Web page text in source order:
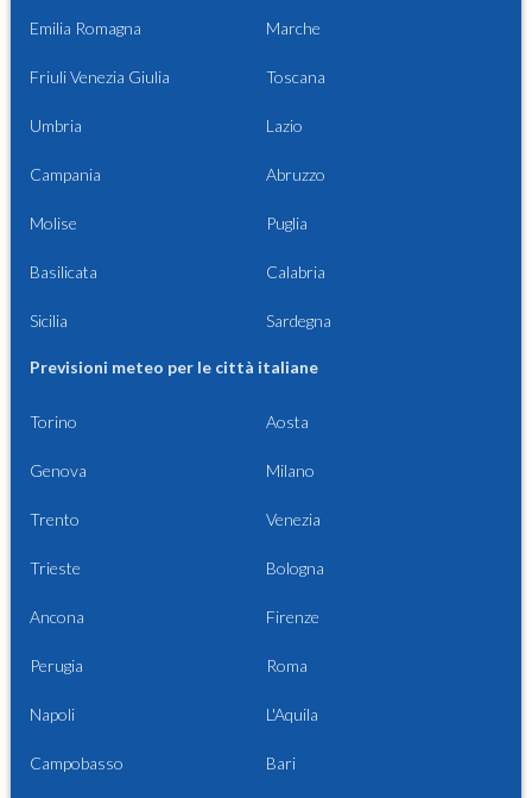
Emilia Romagna Marche
Friuli Venezia Giulia Toscana
Umbria Lazio
Campania Abruzzo
Molise Puglia
Basilicata Calabria
Sicilia Sardegna
Previsioni meteo per le città italiane
Torino Aosta
Genova Milano
Trento Venezia
Trieste Bologna
Ancona Firenze
Perugia Roma
Napoli L'Aquila
Campobasso Bari